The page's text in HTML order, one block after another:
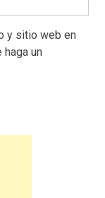
y sitio web en
un